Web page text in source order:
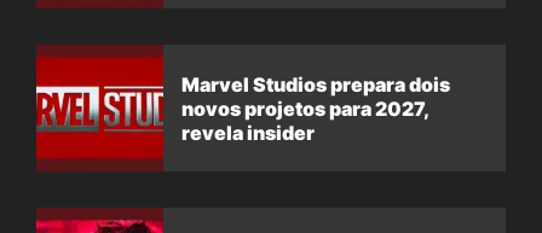
Marvel Studios prepara dois
novos projetos para 2027,
revela insider